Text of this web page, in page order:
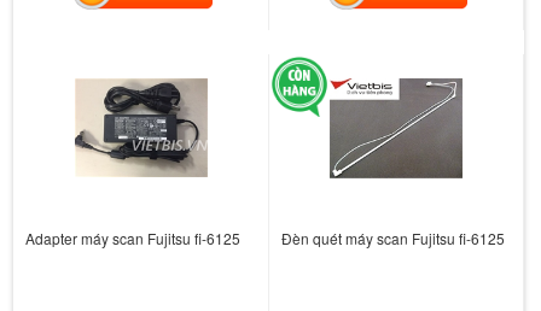
Adapter máy scan Fujitsu fi-6125 Đèn quét máy scan Fujitsu fi-6125